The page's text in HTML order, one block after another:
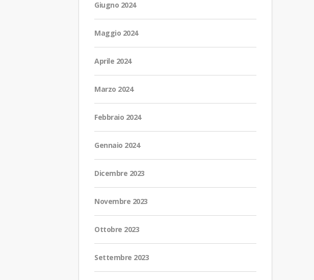
Giugno 2024
Maggio 2024
Aprile 2024
Marzo 2024
Febbraio 2024
Gennaio 2024
Dicembre 2023
Novembre 2023
Ottobre 2023
Settembre 2023